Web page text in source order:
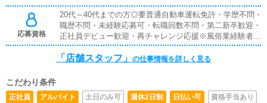
応募資格
20代～40代までの方◎要普通自動車運転免許・学歴不問・
職歴不問・未経験応募可・転職回数不問・第二新卒歓迎・
正社員デビュー歓迎・再チャレンジ応援※風俗業経験者優
遇。これまでに売上を上げた実績のある方は、尚優遇しま
す。
「店舗スタッフ」 の仕事情報を詳しく見る
こだわり条件
正社員 アルバイト 土日のみ可 週休2日制 日払い可
資格手当あり